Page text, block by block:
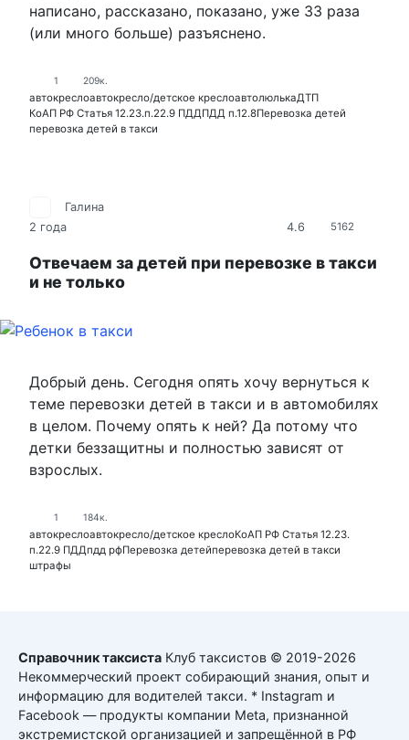
написано, рассказано, показано, уже 33 раза
(или много больше) разъяснено.
1 209к.
автокреслоавтокресло/детское креслоавтолюлькаДТП
КоАП РФ Статья 12.23.п.22.9 ПДДПДД п.12.8Перевозка детей
перевозка детей в такси
5162
4.6
Галина
2 года
Отвечаем за детей при перевозке в такси
и не только
Добрый день. Сегодня опять хочу вернуться к
теме перевозки детей в такси и в автомобилях
в целом. Почему опять к ней? Да потому что
детки беззащитны и полностью зависят от
взрослых.
1 184к.
автокреслоавтокресло/детское креслоКоАП РФ Статья 12.23.
п.22.9 ПДДпдд рфПеревозка детейперевозка детей в такси
штрафы
Справочник таксиста Клуб таксистов © 2019-2026
Некоммерческий проект собирающий знания, опыт и
информацию для водителей такси. * Instagram и
Facebook — продукты компании Meta, признанной
экстремистской организацией и запрещённой в РФ